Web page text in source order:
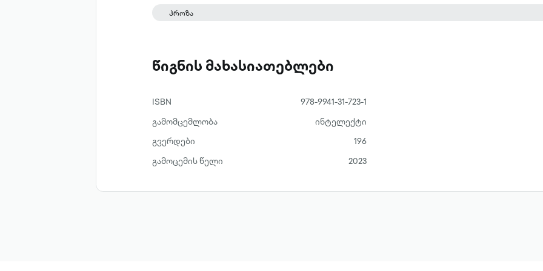
ამბავი სხვა პერსპექტივით იშლება, რადგან მწერალს აბესალომის
მკითხველმა „ქანაანის შვილებით“ გაიცნო და შეიყვარა. ბესტსელერთა
რიგებში მოხვდა მისი მეორე წიგნიც – „ანგელოზთა საკითხავი“.
პროზა
წიგნის მახასიათებლები
ISBN
978-9941-31-723-1
გამომცემლობა
ინტელექტი
გვერდები
196
გამოცემის წელი
2023